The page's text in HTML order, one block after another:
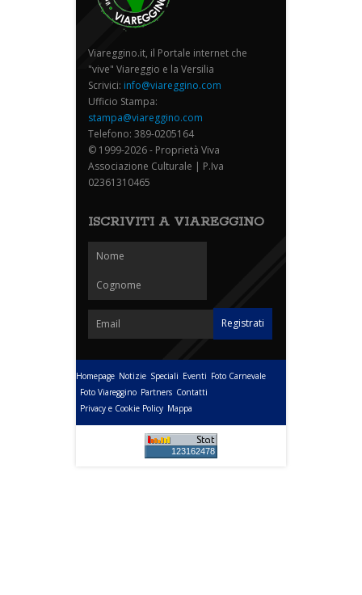
Viareggino.it, il Portale internet che
"vive" Viareggio e la Versilia
Scrivici: info@viareggino.com
Ufficio Stampa:
stampa@viareggino.com
Telefono: 389-0205164
© 1999-2026 - Proprietà Viva
Associazione Culturale | P.Iva
02361310465
ISCRIVITI A VIAREGGINO
Homepage Notizie Speciali Eventi Foto Carnevale
Foto Viareggino Partners Contatti
Privacy e Cookie Policy Mappa
123162478